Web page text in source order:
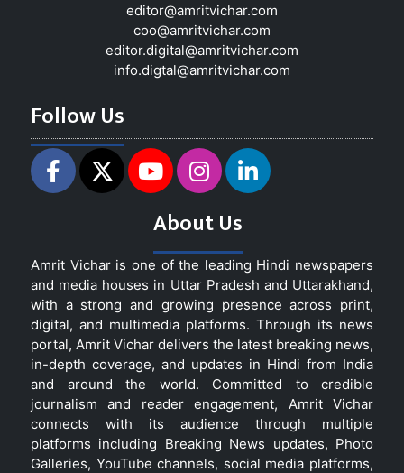
editor@amritvichar.com
coo@amritvichar.com
editor.digital@amritvichar.com
info.digtal@amritvichar.com
Follow Us
About Us
Amrit Vichar is one of the leading Hindi newspapers
and media houses in Uttar Pradesh and Uttarakhand,
with a strong and growing presence across print,
digital, and multimedia platforms. Through its news
portal, Amrit Vichar delivers the latest breaking news,
in-depth coverage, and updates in Hindi from India
and around the world. Committed to credible
journalism and reader engagement, Amrit Vichar
connects with its audience through multiple
platforms including Breaking News updates, Photo
Galleries, YouTube channels, social media platforms,